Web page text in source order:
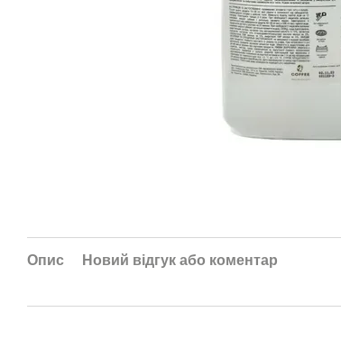
Опис Новий відгук або коментар